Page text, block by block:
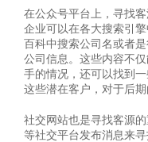
在公众号平台上，寻找
企业可以在各大搜索引
百科中搜索公司名或者
公司信息。这些内容不
手的情况，还可以找到
这些潜在客户，对于后期
社交网站也是寻找客源
等社交平台发布消息来